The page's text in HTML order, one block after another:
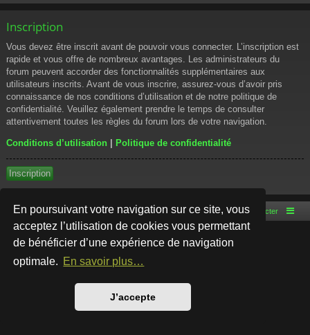
En poursuivant votre navigation sur ce site, vous
acceptez l’utilisation de cookies vous permettant
de bénéficier d’une expérience de navigation
optimale. En savoir plus…
J’accepte
Inscription
Vous devez être inscrit avant de pouvoir vous connecter. L’inscription est
rapide et vous offre de nombreux avantages. Les administrateurs du
forum peuvent accorder des fonctionnalités supplémentaires aux
utilisateurs inscrits. Avant de vous inscrire, assurez-vous d’avoir pris
connaissance de nos conditions d’utilisation et de notre politique de
confidentialité. Veuillez également prendre le temps de consulter
attentivement toutes les règles du forum lors de votre navigation.
Conditions d’utilisation | Politique de confidentialité
Inscription
Accueil du forum Nous contacter
Développé parphpBB® Forum Software © phpBB Limited
Style par
Traduction française officielle